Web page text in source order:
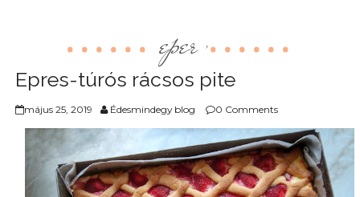
eper ,
Epres-túrós rácsos pite
május 25, 2019 Édesmindegy blog 0 Comments